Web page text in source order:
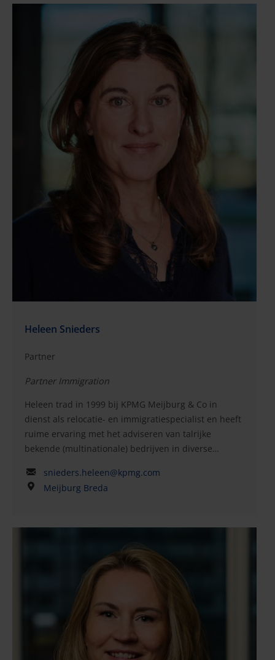
de Nederlandse Orde van Belastingadviseurs. Jelmer
is docent Loonbelasting en Sociale Zekerheid aan de
Universiteit van Amsterdam, alsmede voor de
Stichting Opleiding Belastingadviseurs (SOB).
Daarnaast is hij redacteur en co-auteur van een boek
over Loonbelasting, uitgegeven door Sdu
Heleen Snieders
Partner
Partner Immigration
Heleen trad in 1999 bij KPMG Meijburg & Co in
dienst als relocatie- en immigratiespecialist en heeft
ruime ervaring met het adviseren van talrijke
bekende (multinationale) bedrijven in diverse
en de petrochemische industrie. Ze geeft ook advies
over internationale mobiliteit, met name als het gaat
uitvoerige kennis en praktijkervaring op het gebied
van relocatie, uitzendingsbeheer,
personeelsbeloningen, sociale zekerheid,
expatpopulaties waaronder wereldwijde coördinatie
van immigratiediensten. Haar deskundigheid als
immigratiespecialist wordt ook door de Nederlandse
immigratieautoriteiten erkend en ze wordt
snieders.heleen@kpmg.com
Meijburg Breda